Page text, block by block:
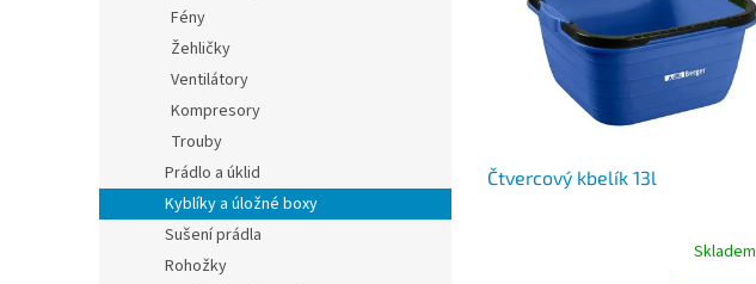
Fény
Žehličky
Ventilátory
Kompresory
Trouby
Prádlo a úklid
Kyblíky a úložné boxy
Sušení prádla
Rohožky
Čtvercový kbelík 13l
Skladem